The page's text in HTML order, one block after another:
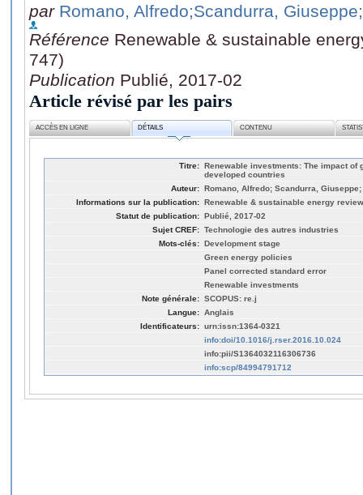
par Romano, Alfredo;Scandurra, Giuseppe
Référence Renewable & sustainable
747)
Publication Publié, 2017-02
Article révisé par les pairs
ACCÈS EN LIGNE DÉTAILS CONTENU
Titre: Renewable investments: The impact of
developed countries
Auteur: Romano, Alfredo; Scandurra,
Informations sur la publication: Renewable & sustainable energy
Statut de publication: Publié, 2017-02
Sujet CREF: Technologie des autres industries
Mots-clés: Development stage
Green energy policies
Panel corrected standard error
Renewable investments
Note générale: SCOPUS: re.j
Langue: Anglais
Identificateurs: urn:issn:1364-0321
info:doi/10.1016/j.rser.2016.10.024
info:pii/S1364032116306736
info:scp/84994791712